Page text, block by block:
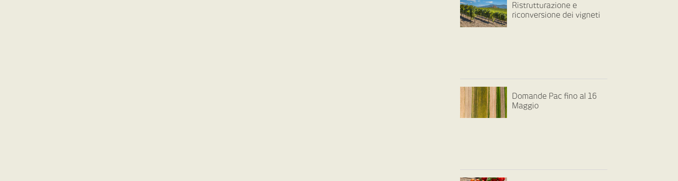
Ristrutturazione e
riconversione dei vigneti
Domande Pac fino al 16
Maggio